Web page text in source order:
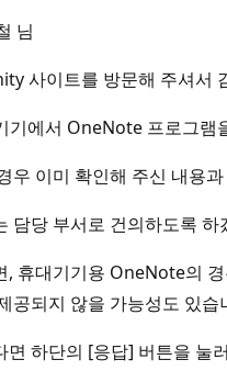
님
사이트를 방문해 주셔서
에서 OneNote 프로그램
우 이미 확인해 주신 내용
담당 부서로 건의하도록 하
, 휴대기기용 OneNote의
공되지 않을 가능성도 있습
면 하단의 [응답] 버튼을 눌